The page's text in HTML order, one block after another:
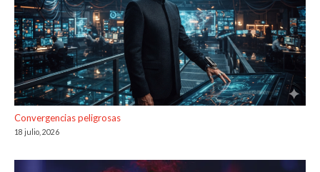
Convergencias peligrosas
18 julio, 2026